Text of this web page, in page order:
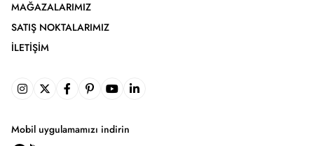
MAĞAZALARIMIZ
SATIŞ NOKTALARIMIZ
İLETIŞIM
Mobil uygulamamızı indirin